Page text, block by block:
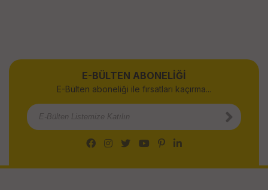
E-BÜLTEN ABONELİĞİ
E-Bülten aboneliği ile fırsatları kaçırma...